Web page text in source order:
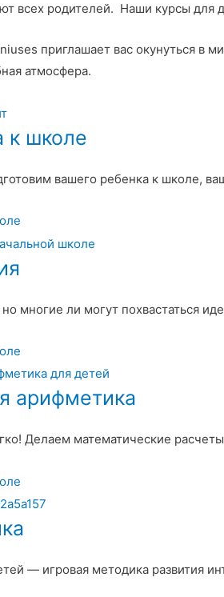
всех родителей. Наши курсы для
приглашает вас окунуться в
атмосфера.
к школе
вашего ребенка к школе,
многие ли могут похвастаться
арифметика
Делаем математические
— игровая методика развития